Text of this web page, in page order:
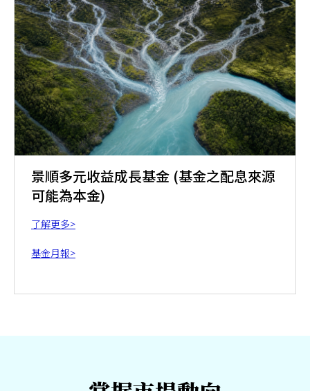
景順多元收益成長基金 (基金之配息來源
可能為本金)
了解更多>
基金月報>